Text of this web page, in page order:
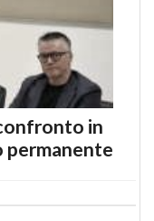
in
permanente